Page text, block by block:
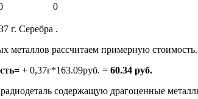
0
г. Серебра .
металлов рассчитаем примерную
+ 0,37г*163.09руб. = 60.34 руб.
содержащую драгоценные